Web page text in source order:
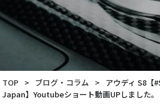
TOP > ブログ・コラム > アウディ S8【
Japan】Youtubeショート動画UPしました。